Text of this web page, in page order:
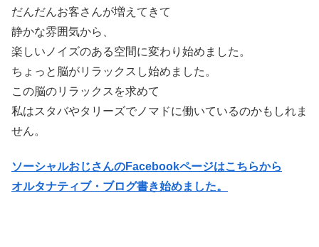
だんだんお客さんが増えてきて
静かな雰囲気から、
楽しいノイズのある空間に変わり始めました。
ちょっと脳がリラックスし始めました。
この脳のリラックスを求めて
私はスタバやタリーズでノマドに働いているのかもしれま
せん。
ソーシャルおじさんのFacebookページはこちらから
オルタナティブ・ブログ書き始めました。